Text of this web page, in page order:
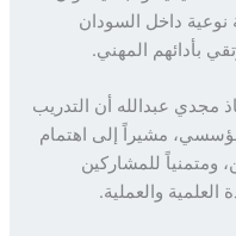
داخل السودان
المهني.
عبدالله أن التدريب
مشيراً إلى اهتمام
للمشاركين
والعملية.